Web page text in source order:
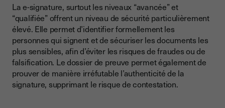
La e-signature, surtout les niveaux “avancée” et
“qualifiée” offrent un niveau de sécurité particulièrement
élevé. Elle permet d’identifier formellement les
personnes qui signent et de sécuriser les documents les
plus sensibles, afin d’éviter les risques de fraudes ou de
falsification. Le dossier de preuve permet également de
prouver de manière irréfutable l’authenticité de la
signature, supprimant le risque de contestation.